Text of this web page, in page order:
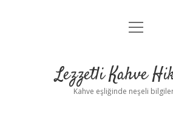
Anasayfa
Yasal Uyarı
menüyü
Lezzetli Kahve
Kahve eşliğinde neşeli